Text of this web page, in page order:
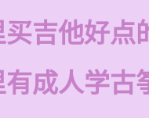
吉他好点
成人学古